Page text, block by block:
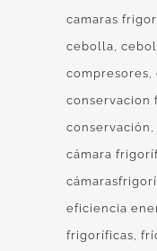
camaras
cebolla
compresores
conservacion
conservación
cámara
eficiencia
frigoríficas